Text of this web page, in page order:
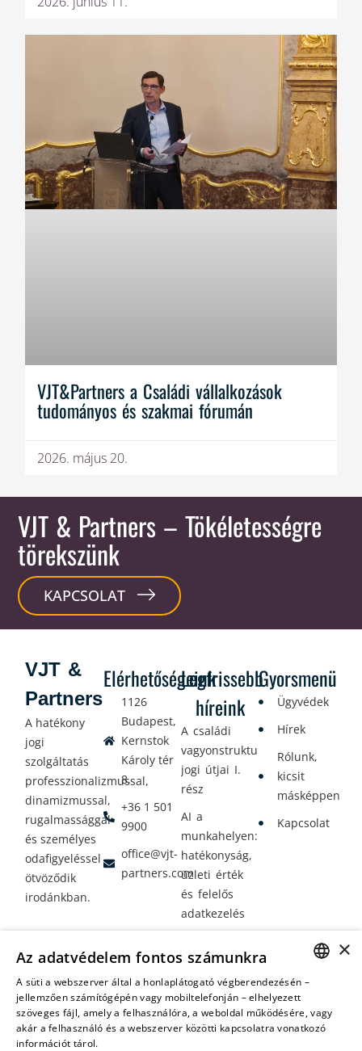
VJT&Partners a Családi vállalkozások
tudományos és szakmai fórumán
2026. május 20.
VJT & Partners – Tökéletességre
törekszünk
KAPCSOLAT
Elérhetőségeink
1126
Budapest,
Kernstok
Károly tér
8.
+36 1 501
9900
office@vjt-
partners.com
Legfrissebb
híreink
A családi
vagyonstrukturálás
jogi útjai I.
rész
AI a
munkahelyen:
hatékonyság,
üzleti érték
és felelős
adatkezelés
amikor a jövő
nem a
véletlenen
múlik
Gyorsmenü
Ügyvédek
Hírek
Rólunk,
kicsit
másképpen
Kapcsolat
VJT &
Partners
A hatékony
jogi
szolgáltatás
professzionalizmussal,
dinamizmussal,
rugalmassággal
és személyes
odafigyeléssel
ötvöződik
irodánkban.
HUNGARIAN
ENGLISH
×
Az adatvédelem fontos számunkra
A süti a webszerver által a honlaplátogató végberendezésén –
jellemzően számítógépén vagy mobiltelefonján – elhelyezett
szöveges fájl, amely a felhasználóra, a weboldal működésére, vagy
akár a felhasználó és a webszerver közötti kapcsolatra vonatkozó
információt tárol.